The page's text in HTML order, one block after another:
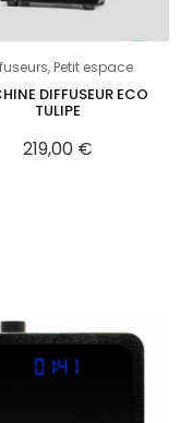
, Petit espace
DIFFUSEUR ECO
TULIPE
219,00 €